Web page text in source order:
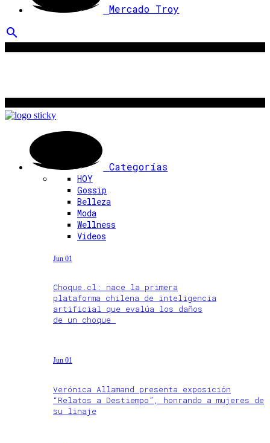
Mercado Troy
search
Categorías
HOY
Gossip
Belleza
Moda
Wellness
Videos
Jun 01
Choque.cl: nace la primera
plataforma chilena de inteligencia
artificial que evalúa los daños
de un choque
Jun 01
Verónica Allamand presenta exposición
“Relatos a Destiempo”, honrando a mujeres de
su linaje